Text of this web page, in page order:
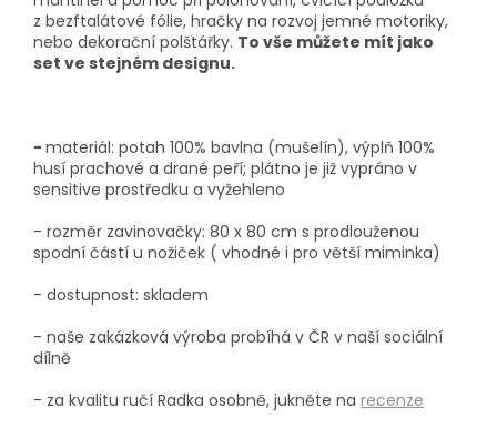
z bezftalátové fólie, hračky na rozvoj jemné motoriky,
nebo dekorační polštářky. To vše můžete mít jako
set ve stejném designu.
- materiál: potah 100% bavlna (mušelín), výplň 100%
husí prachové a drané peří; plátno je již vypráno v
sensitive prostředku a vyžehleno
- rozměr zavinovačky: 80 x 80 cm s prodlouženou
spodní částí u nožiček ( vhodné i pro větší miminka)
- dostupnost: skladem
- naše zakázková výroba probíhá v ČR v naší sociální
dílně
- za kvalitu ručí Radka osobně, jukněte na recenze